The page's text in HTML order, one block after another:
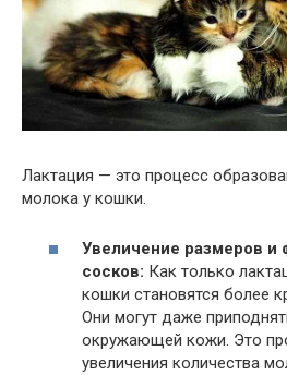
Лактация — это процесс
молока у кошки.
Увеличение размеров
сосков: Как только
кошки становятся более
Они могут даже
окружающей кожи. Это
увеличения количества